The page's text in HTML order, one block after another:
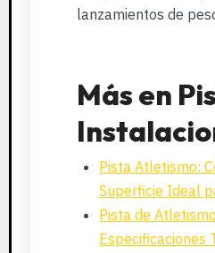
lanzamientos de
Más en
Pista Atletismo:
Superficie Ideal
Pista de
Especificaciones